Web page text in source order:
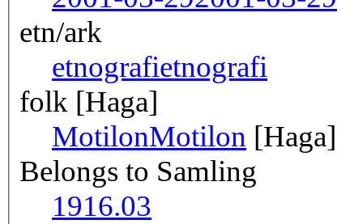
etn/ark
etnografietnografi
folk [Haga]
MotilonMotilon [Haga]
Belongs to Samling
1916.03